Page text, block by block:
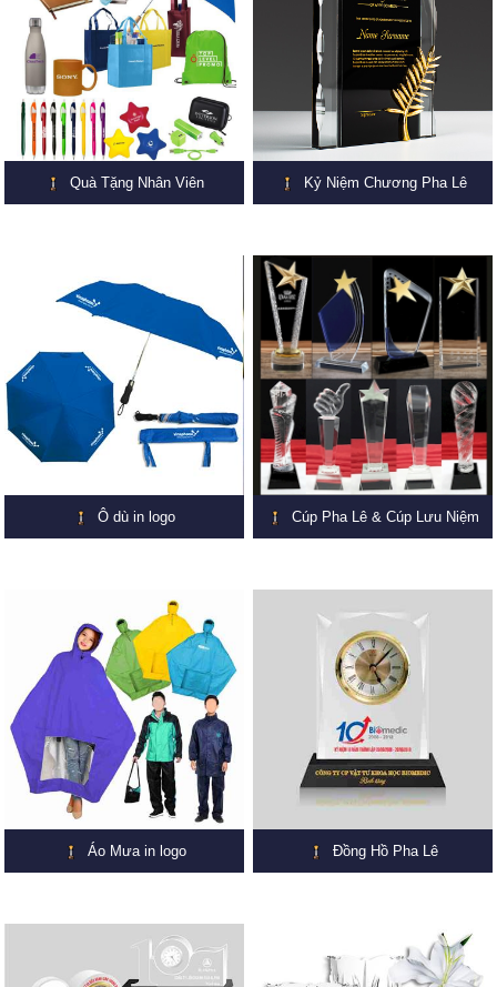
Quà Tặng Nhân Viên Kỷ Niệm Chương Pha Lê
Ô dù in logo Cúp Pha Lê & Cúp Lưu Niệm
Áo Mưa in logo Đồng Hồ Pha Lê